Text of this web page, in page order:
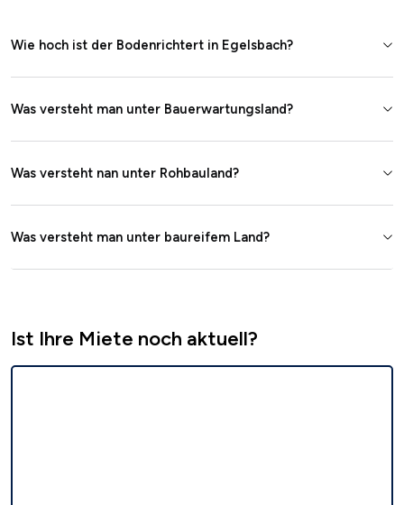
Wie hoch ist der Bodenrichtert in Egelsbach?
Was versteht man unter Bauerwartungsland?
Was versteht nan unter Rohbauland?
Was versteht man unter baureifem Land?
Ist Ihre Miete noch aktuell?